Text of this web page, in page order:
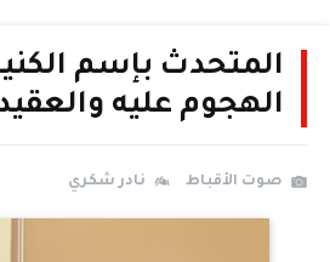
المتحدث بإسم
الهجوم عليه
صوت الأقباط نادر شكري